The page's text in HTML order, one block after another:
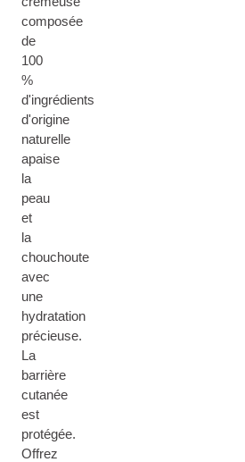
composée
de
100
%
d'ingrédients
d'origine
naturelle
apaise
la
peau
et
la
chouchoute
avec
une
hydratation
précieuse.
La
barrière
cutanée
est
protégée.
Offrez